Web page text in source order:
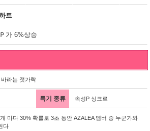
트
가 6%상승
라는 젓가락
특기 종류 속성P 싱크로
마다 30% 확률로 3초 동안 AZALEA 멤버 중 누군가와
다